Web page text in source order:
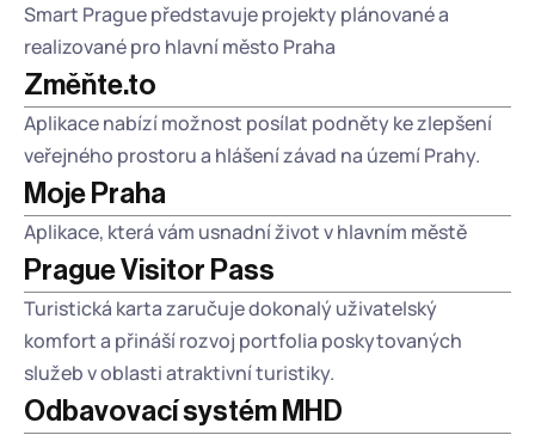
Smart Prague představuje projekty plánované a
realizované pro hlavní město Praha
Změňte.to
Aplikace nabízí možnost posílat podněty ke zlepšení
veřejného prostoru a hlášení závad na území Prahy.
Moje Praha
Aplikace, která vám usnadní život v hlavním městě
Prague Visitor Pass
Turistická karta zaručuje dokonalý uživatelský
komfort a přináší rozvoj portfolia poskytovaných
služeb v oblasti atraktivní turistiky.
Odbavovací systém MHD